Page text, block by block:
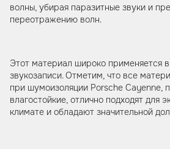
волны, убирая паразитные звуки и
переотражению волн.
Этот материал широко применяется
звукозаписи. Отметим, что все
при шумоизоляции Porsche Cayenne,
влагостойкие, отлично подходят для
климате и обладают значительной